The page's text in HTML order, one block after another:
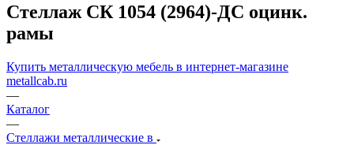
Стеллаж СК 1054 (2964)-ДС оцинк.
рамы
Купить металлическую мебель в интернет-магазине
metallcab.ru
—
Каталог
—
Стеллажи металлические в